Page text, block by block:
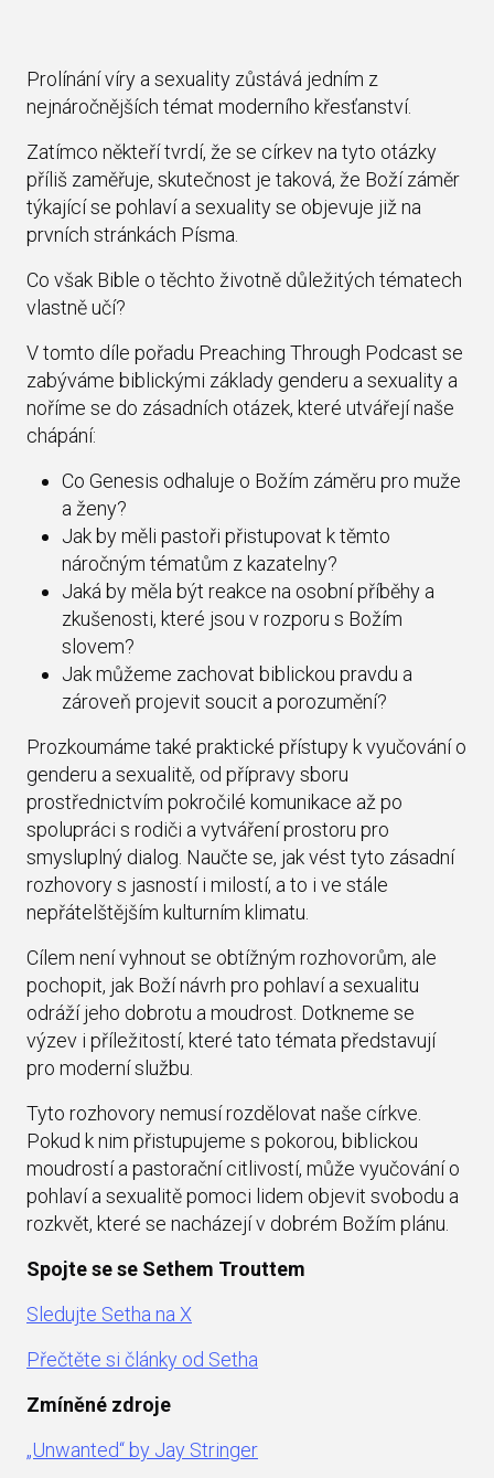
Prolínání víry a sexuality zůstává jedním z
nejnáročnějších témat moderního křesťanství.
Zatímco někteří tvrdí, že se církev na tyto otázky
příliš zaměřuje, skutečnost je taková, že Boží záměr
týkající se pohlaví a sexuality se objevuje již na
prvních stránkách Písma.
Co však Bible o těchto životně důležitých tématech
vlastně učí?
V tomto díle pořadu Preaching Through Podcast se
zabýváme biblickými základy genderu a sexuality a
noříme se do zásadních otázek, které utvářejí naše
chápání:
Co Genesis odhaluje o Božím záměru pro muže
a ženy?
Jak by měli pastoři přistupovat k těmto
náročným tématům z kazatelny?
Jaká by měla být reakce na osobní příběhy a
zkušenosti, které jsou v rozporu s Božím
slovem?
Jak můžeme zachovat biblickou pravdu a
zároveň projevit soucit a porozumění?
Prozkoumáme také praktické přístupy k vyučování o
genderu a sexualitě, od přípravy sboru
prostřednictvím pokročilé komunikace až po
spolupráci s rodiči a vytváření prostoru pro
smysluplný dialog. Naučte se, jak vést tyto zásadní
rozhovory s jasností i milostí, a to i ve stále
nepřátelštějším kulturním klimatu.
Cílem není vyhnout se obtížným rozhovorům, ale
pochopit, jak Boží návrh pro pohlaví a sexualitu
odráží jeho dobrotu a moudrost. Dotkneme se
výzev i příležitostí, které tato témata představují
pro moderní službu.
Tyto rozhovory nemusí rozdělovat naše církve.
Pokud k nim přistupujeme s pokorou, biblickou
moudrostí a pastorační citlivostí, může vyučování o
pohlaví a sexualitě pomoci lidem objevit svobodu a
rozkvět, které se nacházejí v dobrém Božím plánu.
Spojte se se Sethem Trouttem
Sledujte Setha na X
Přečtěte si články od Setha
Zmíněné zdroje
„Unwanted“ by Jay Stringer